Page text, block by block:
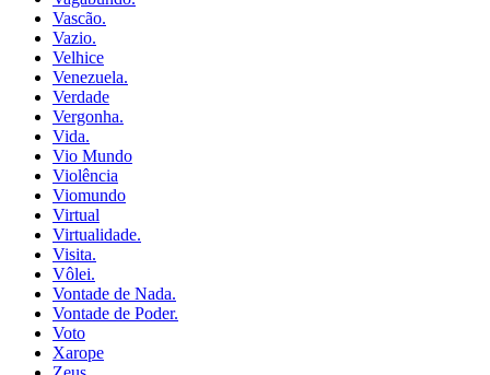
Vascão.
Vazio.
Velhice
Venezuela.
Verdade
Vergonha.
Vida.
Vio Mundo
Violência
Viomundo
Virtual
Virtualidade.
Visita.
Vôlei.
Vontade de Nada.
Vontade de Poder.
Voto
Xarope